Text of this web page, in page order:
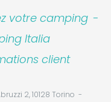
votre camping -
Italia
client
2, 10128 Torino